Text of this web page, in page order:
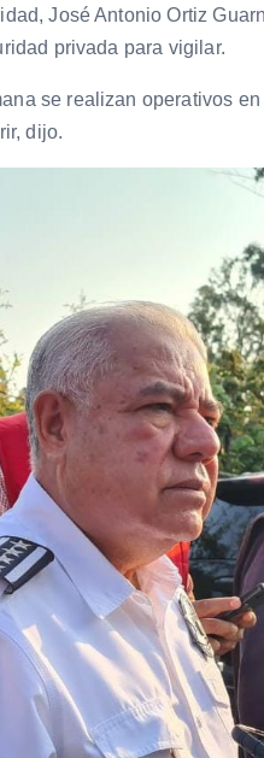
José Antonio Ortiz
privada para vigilar.
se realizan operativos
dijo.